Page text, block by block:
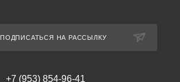
ПОДПИСАТЬСЯ НА РАССЫЛКУ
+7 (953) 854-96-41